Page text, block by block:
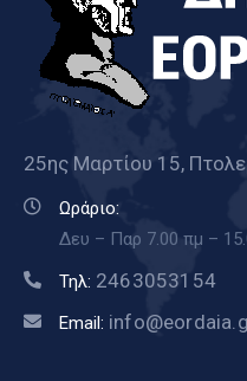
25ης Μαρτίου 15,
Ωράριο:
Δευ – Παρ 7.00 πμ –
Τηλ: 2463053154
Email: